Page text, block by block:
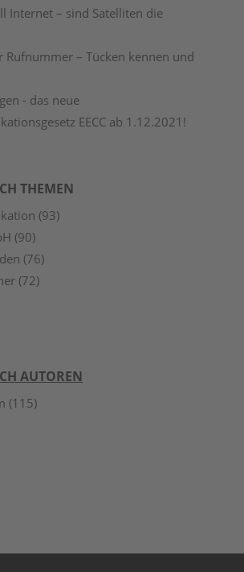
Internet – sind Satelliten die
Rufnummer – Tücken kennen und
- das neue
EECC ab 1.12.2021!
THEMEN
(93)
(90)
(76)
(72)
AUTOREN
(115)